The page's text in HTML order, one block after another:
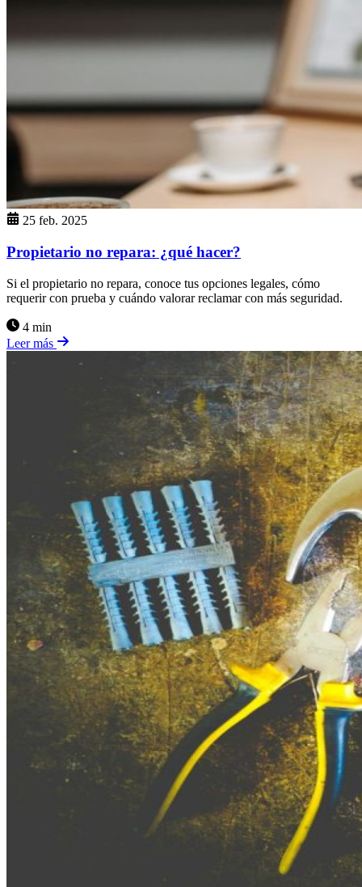
25 feb. 2025
Propietario no repara: ¿qué hacer?
Si el propietario no repara, conoce tus opciones legales, cómo
requerir con prueba y cuándo valorar reclamar con más seguridad.
4 min
Leer más